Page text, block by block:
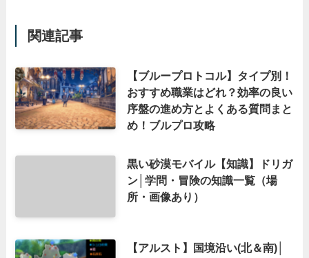
関連記事
【ブループロトコル】タイプ別！
おすすめ職業はどれ？効率の良い
序盤の進め方とよくある質問まと
め！ブルプロ攻略
黒い砂漠モバイル【知識】ドリガ
ン│学問・冒険の知識一覧（場
所・画像あり）
【アルスト】国境沿い(北＆南)│